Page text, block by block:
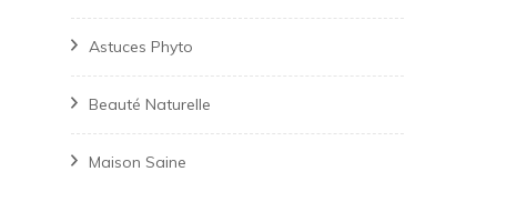
Astuces Phyto
Beauté Naturelle
Maison Saine